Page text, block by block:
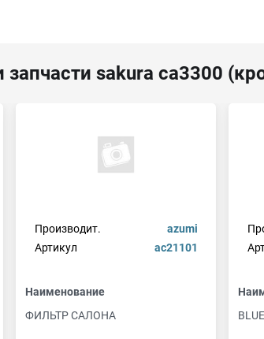
запчасти sakura ca3300
Производит.
azumi
Артикул
ac21101
Наименование
ФИЛЬТР САЛОНА